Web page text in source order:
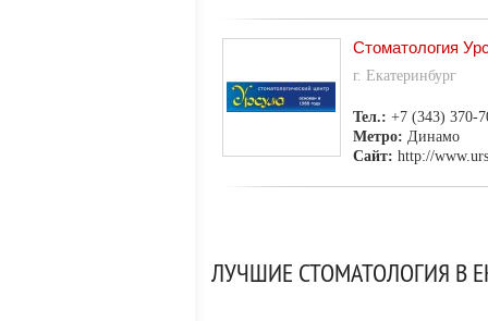
Стоматология
г. Екатеринбург
Тел.: +7 (343) 370-
Метро: Динамо
Сайт: http://
ЛУЧШИЕ СТОМАТОЛОГИЯ В